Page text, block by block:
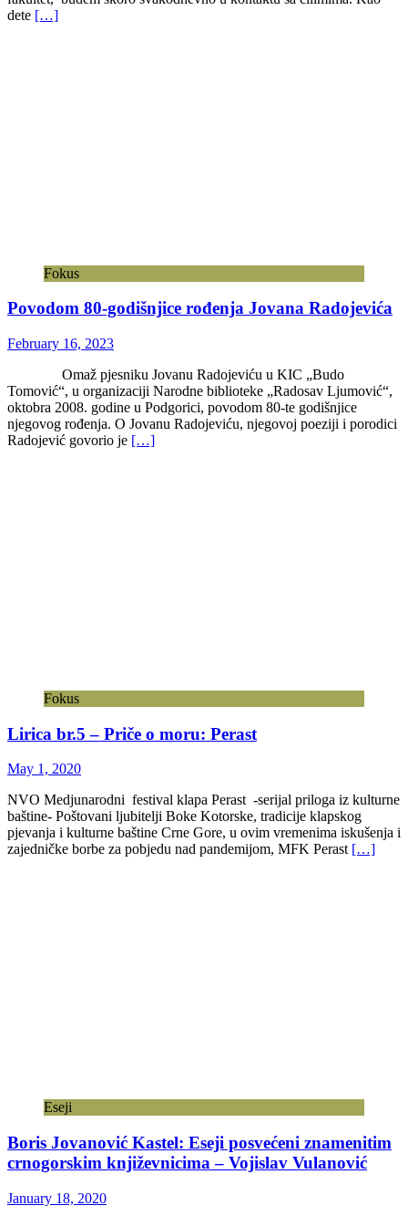
dete […]
Fokus
Povodom 80-godišnjice rođenja Jovana Radojevića
February 16, 2023
Omaž pjesniku Jovanu Radojeviću u KIC „Budo
Tomović“, u organizaciji Narodne biblioteke „Radosav Ljumović“,
oktobra 2008. godine u Podgorici, povodom 80-te godišnjice
njegovog rođenja. O Jovanu Radojeviću, njegovoj poeziji i porodici
Radojević govorio je […]
Fokus
Lirica br.5 – Priče o moru: Perast
May 1, 2020
NVO Medjunarodni festival klapa Perast -serijal priloga iz kulturne
baštine- Poštovani ljubitelji Boke Kotorske, tradicije klapskog
pjevanja i kulturne baštine Crne Gore, u ovim vremenima iskušenja i
zajedničke borbe za pobjedu nad pandemijom, MFK Perast […]
Eseji
Boris Jovanović Kastel: Eseji posvećeni znamenitim
crnogorskim književnicima – Vojislav Vulanović
January 18, 2020